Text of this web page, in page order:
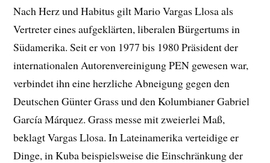
Nach Herz und Habitus gilt Mario Vargas Llosa als
Vertreter eines aufgeklärten, liberalen Bürgertums in
Südamerika. Seit er von 1977 bis 1980 Präsident der
internationalen Autorenvereinigung PEN gewesen war,
verbindet ihn eine herzliche Abneigung gegen den
Deutschen Günter Grass und den Kolumbianer Gabriel
García Márquez. Grass messe mit zweierlei Maß,
beklagt Vargas Llosa. In Lateinamerika verteidige er
Dinge, in Kuba beispielsweise die Einschränkung der